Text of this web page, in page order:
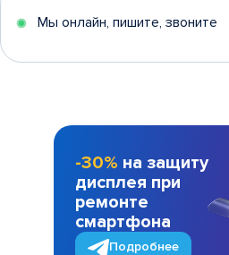
Мы онлайн, пишите, звоните
-30% на защиту
дисплея при
ремонте
смартфона
Подробнее